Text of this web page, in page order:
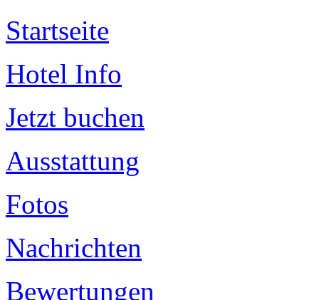
Startseite
Hotel Info
Jetzt buchen
Ausstattung
Fotos
Nachrichten
Bewertungen